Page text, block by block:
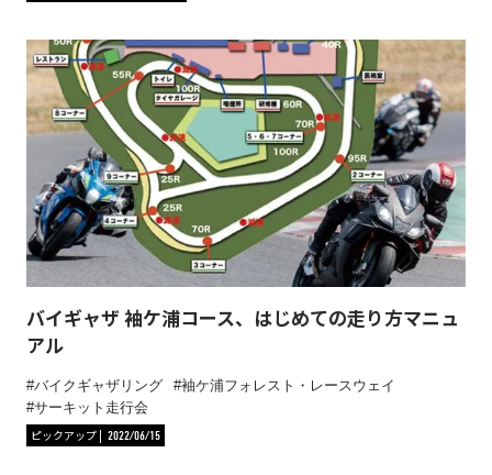
バイギャザ 袖ケ浦コース、はじめての走り方マニュ
アル
バイクギャザリング
袖ケ浦フォレスト・レースウェイ
サーキット走行会
ピックアップ
2022/06/15